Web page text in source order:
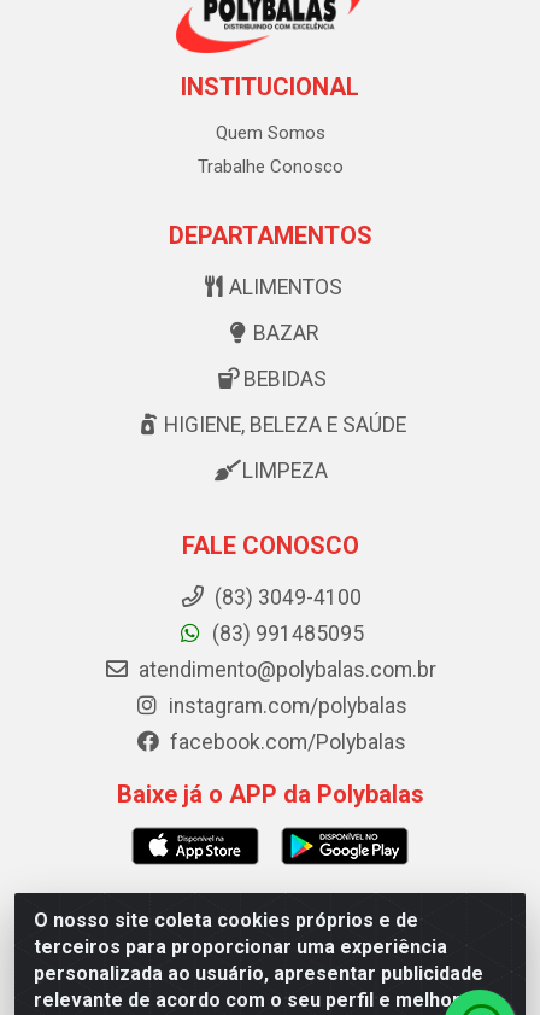
O nosso site coleta cookies próprios e de
terceiros para proporcionar uma experiência
personalizada ao usuário, apresentar publicidade
relevante de acordo com o seu perfil e melhorar a
INSTITUCIONAL
Quem Somos
Trabalhe Conosco
DEPARTAMENTOS
ALIMENTOS
BAZAR
BEBIDAS
HIGIENE, BELEZA E SAÚDE
LIMPEZA
FALE CONOSCO
(83) 3049-4100
(83) 991485095
atendimento@polybalas.com.br
instagram.com/polybalas
facebook.com/Polybalas
Baixe já o APP da Polybalas
Polybalas - Rua João Miguel de Souza, 173 Galpão B -
Ernesto Geisel, João Pessoa/PB - CEP 58.075-075 - CNPJ
00.909.327/0002-61